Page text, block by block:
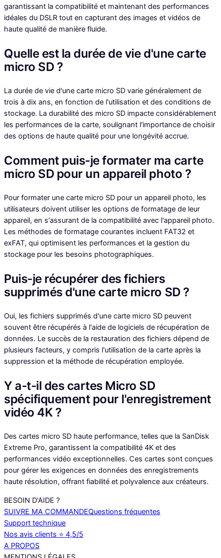
garantissant la compatibilité et maintenant des performances
idéales du DSLR tout en capturant des images et vidéos de
haute qualité de manière fluide.
Quelle est la durée de vie d'une carte
micro SD ?
La durée de vie d'une carte micro SD varie généralement de
trois à dix ans, en fonction de l'utilisation et des conditions de
stockage. La durabilité des micro SD impacte considérablement
les performances de la carte, soulignant l'importance de choisir
des options de haute qualité pour une longévité accrue.
Comment puis-je formater ma carte
micro SD pour un appareil photo ?
Pour formater une carte micro SD pour un appareil photo, les
utilisateurs doivent utiliser les options de formatage de leur
appareil, en s'assurant de la compatibilité avec l'appareil photo.
Les méthodes de formatage courantes incluent FAT32 et
exFAT, qui optimisent les performances et la gestion du
stockage pour les besoins photographiques.
Puis-je récupérer des fichiers
supprimés d'une carte micro SD ?
Oui, les fichiers supprimés d'une carte micro SD peuvent
souvent être récupérés à l'aide de logiciels de récupération de
données. Le succès de la restauration des fichiers dépend de
plusieurs facteurs, y compris l'utilisation de la carte après la
suppression et la méthode de récupération employée.
Y a-t-il des cartes Micro SD
spécifiquement pour l'enregistrement
vidéo 4K ?
Des cartes micro SD haute performance, telles que la SanDisk
Extreme Pro, garantissent la compatibilité 4K et des
performances vidéo exceptionnelles. Ces cartes sont conçues
pour gérer les exigences en données des enregistrements
haute résolution, offrant fiabilité et polyvalence aux créateurs.
BESOIN D'AIDE ?
SUIVRE MA COMMANDEQuestions fréquentes
Support technique
Nos avis clients ⭐️ 4,5/5
A PROPOS